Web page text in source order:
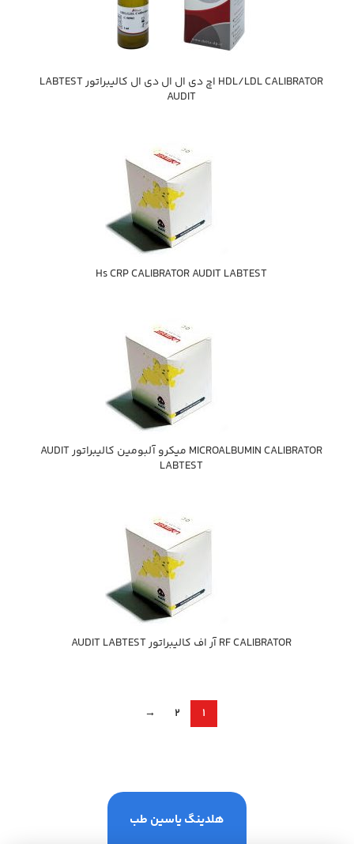
HDL/LDL CALIBRATOR اچ دي ال ال دي ال كاليبراتور LABTEST
AUDIT
Hs CRP CALIBRATOR AUDIT LABTEST
MICROALBUMIN CALIBRATOR ميكرو آلبومين كاليبراتور AUDIT
LABTEST
RF CALIBRATOR آر اف كاليبراتور AUDIT LABTEST
1
2
→
هلدینگ یاسین طب